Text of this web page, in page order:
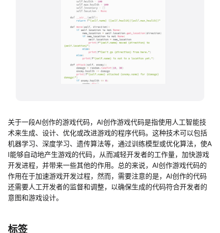
关于一段AI创作的游戏代码，AI创作游戏代码是指使用人工智能技
术来生成、设计、优化或改进游戏的程序代码。这种技术可以包括
机器学习、深度学习、遗传算法等，通过训练模型或优化算法，使A
I能够自动地产生游戏的代码，从而减轻开发者的工作量，加快游戏
开发进程，并带来一些其他的作用。总的来说，AI创作游戏代码的
作用在于加速游戏开发过程，然而，需要注意的是，AI创作的代码
还需要人工开发者的监督和调整，以确保生成的代码符合开发者的
意图和游戏设计。
标签